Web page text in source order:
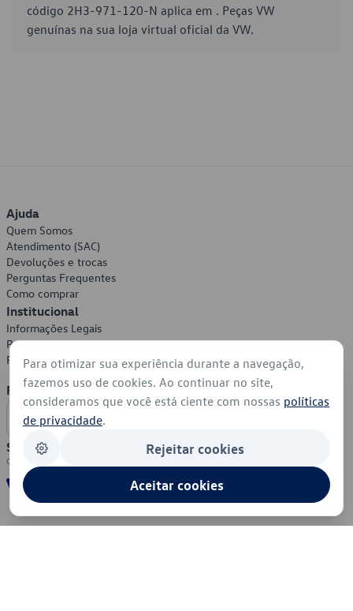
código 2H3-971-120-N aplica em . Peças VW
genuínas na sua loja virtual oficial da VW.
Ajuda
Quem Somos
Atendimento (SAC)
Devoluções e trocas
Perguntas Frequentes
Como comprar
Institucional
Informações Legais
Política de Privacidade
Política de Cookies
Formas de Pagamento
Segurança
Para otimizar sua experiência durante a navegação,
fazemos uso de cookies. Ao continuar no site,
consideramos que você está ciente com nossas políticas
de privacidade.
Rejeitar cookies
Aceitar cookies